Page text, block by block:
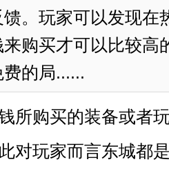
。玩家可以发现在
购买才可以比较高
的局......
所购买的装备或者
对玩家而言东城都